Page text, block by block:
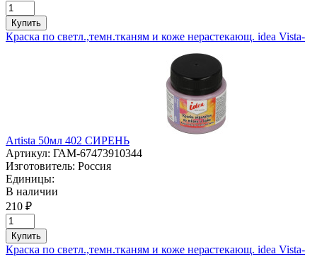
Купить
Краска по светл.,темн.тканям и коже нерастекающ. idea Vista-
Artista 50мл 402 СИРЕНЬ
Артикул: ГАМ-67473910344
Изготовитель: Россия
Единицы:
В наличии
210 ₽
Купить
Краска по светл.,темн.тканям и коже нерастекающ. idea Vista-